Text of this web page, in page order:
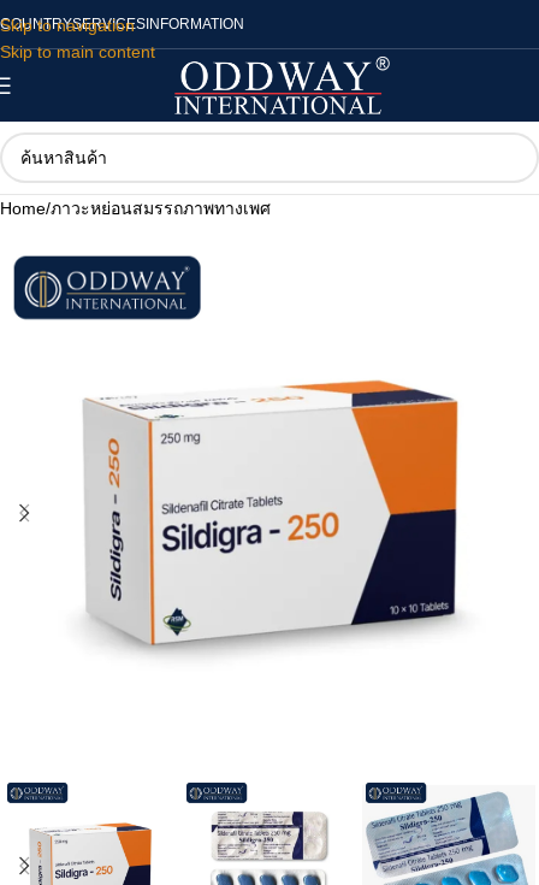
Skip to navigation
Skip to main content
COUNTRYSERVICES INFORMATION
Home/ภาวะหย่อนสมรรถภาพทางเพศ